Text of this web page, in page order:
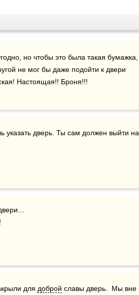
но чтобы это была такая бумажка,
не мог бы даже подойти к двери
Настоящая!! Броня!!!
указать дверь. Ты сам должен выйти на
для доброй славы дверь.  Мы вне